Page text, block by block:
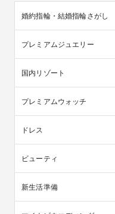
婚約指輪・結婚指輪さがし
プレミアムジュエリー
国内リゾート
プレミアムウォッチ
ドレス
ビューティ
新生活準備